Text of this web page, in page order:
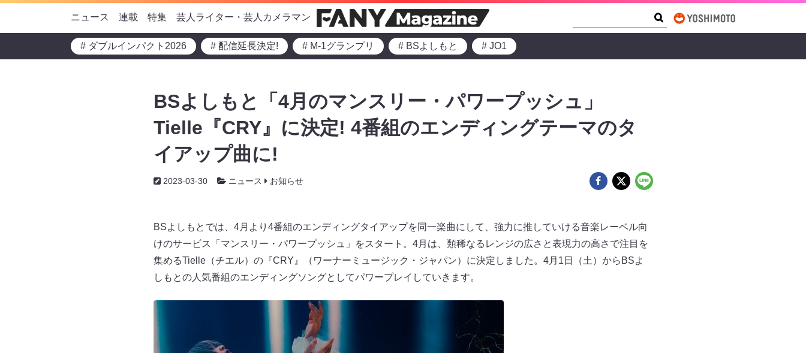
ニュース 連載 特集 芸人ライター・芸人カメラマン
# ダブルインパクト2026 # 配信延長決定! # M-1グランプリ # BSよしもと # JO1
BSよしもと「4月のマンスリー・パワープッシュ」
Tielle『CRY』に決定! 4番組のエンディングテーマのタ
イアップ曲に!
2023-03-30 ニュース お知らせ
BSよしもとでは、4月より4番組のエンディングタイアップを同一楽曲にして、強力に推していける音楽レーベル向
けのサービス「マンスリー・パワープッシュ」をスタート。4月は、類稀なるレンジの広さと表現力の高さで注目を
集めるTielle（チエル）の『CRY』（ワーナーミュージック・ジャパン）に決定しました。4月1日（土）からBSよ
しもとの人気番組のエンディングソングとしてパワープレイしていきます。